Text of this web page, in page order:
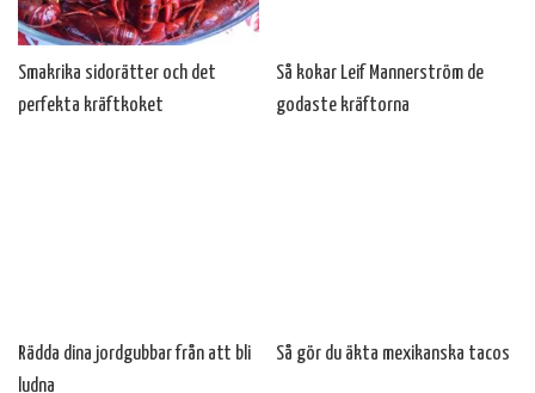
Smakrika sidorätter och det
perfekta kräftkoket
Så kokar Leif Mannerström de
godaste kräftorna
Rädda dina jordgubbar från att bli
ludna
Så gör du äkta mexikanska tacos